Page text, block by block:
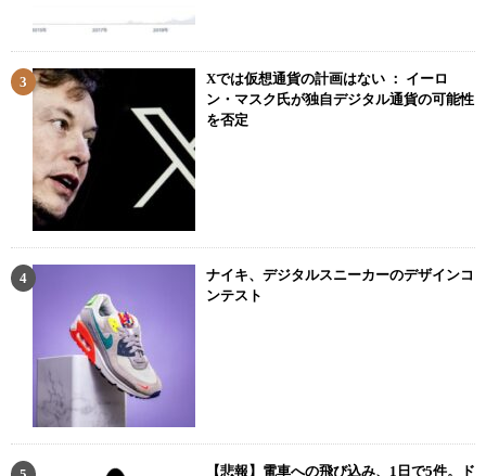
Xでは仮想通貨の計画はない ： イーロ
ン・マスク氏が独自デジタル通貨の可能性
を否定
ナイキ、デジタルスニーカーのデザインコ
ンテスト
【悲報】電車への飛び込み、1日で5件。ド